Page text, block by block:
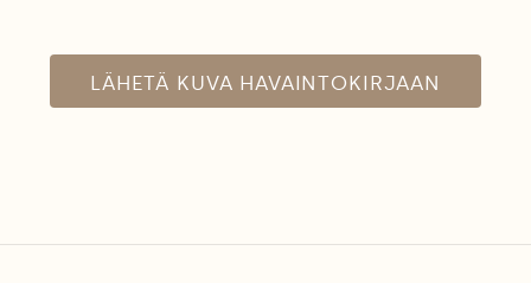
LÄHETÄ KUVA HAVAINTOKIRJAAN